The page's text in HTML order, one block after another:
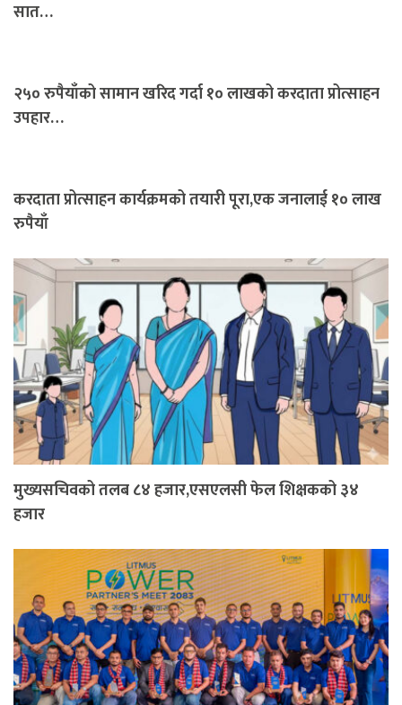
सात…
२५० रुपैयाँको सामान खरिद गर्दा १० लाखको करदाता प्रोत्साहन
उपहार…
करदाता प्रोत्साहन कार्यक्रमको तयारी पूरा,एक जनालाई १० लाख
रुपैयाँ
मुख्यसचिवको तलब ८४ हजार,एसएलसी फेल शिक्षकको ३४
हजार